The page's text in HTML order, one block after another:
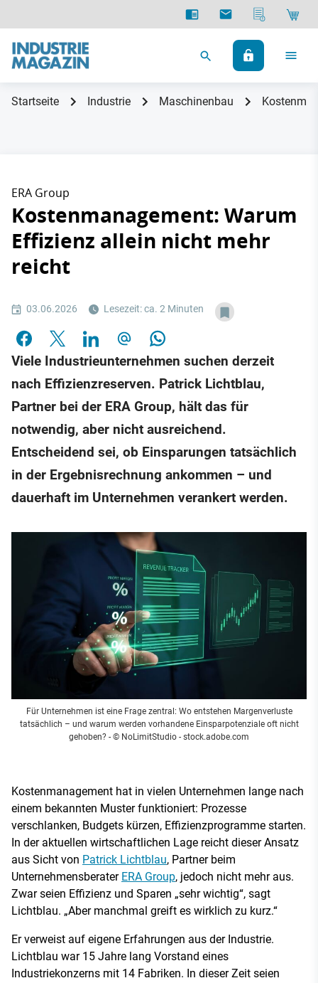
Startseite Industrie Maschinenbau
ERA Group
Kostenmanagement: Warum
Effizienz allein nicht mehr
reicht
03.06.2026 Lesezeit: ca. 2 Minuten
Viele Industrieunternehmen suchen derzeit
nach Effizienzreserven. Patrick Lichtblau,
Partner bei der ERA Group, hält das für
notwendig, aber nicht ausreichend.
Entscheidend sei, ob Einsparungen tatsächlich
in der Ergebnisrechnung ankommen – und
dauerhaft im Unternehmen verankert werden.
Für Unternehmen ist eine Frage zentral: Wo entstehen Margenverluste
tatsächlich – und warum werden vorhandene Einsparpotenziale oft nicht
gehoben? - © NoLimitStudio - stock.adobe.com
Kostenmanagement hat in vielen Unternehmen lange nach
einem bekannten Muster funktioniert: Prozesse
verschlanken, Budgets kürzen, Effizienzprogramme starten.
In der aktuellen wirtschaftlichen Lage reicht dieser Ansatz
aus Sicht von Patrick Lichtblau, Partner beim
Unternehmensberater ERA Group, jedoch nicht mehr aus.
Zwar seien Effizienz und Sparen „sehr wichtig“, sagt
Lichtblau. „Aber manchmal greift es wirklich zu kurz.“
Er verweist auf eigene Erfahrungen aus der Industrie.
Lichtblau war 15 Jahre lang Vorstand eines
Industriekonzerns mit 14 Fabriken. In dieser Zeit seien